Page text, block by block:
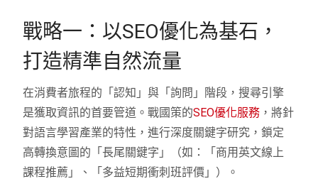
戰略一：以SEO優化為基石，
打造精準自然流量
在消費者旅程的「認知」與「詢問」階段，搜尋引擎
是獲取資訊的首要管道。戰國策的SEO優化服務 ，將針
對語言學習產業的特性，進行深度關鍵字研究，鎖定
高轉換意圖的「長尾關鍵字」（如：「商用英文線上
課程推薦」、「多益短期衝刺班評價」）。